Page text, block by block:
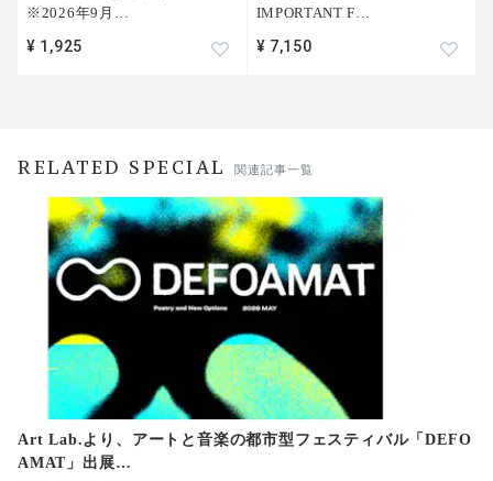
※2026年9月
¥ 1,925
IMPORTANT F
¥ 7,150
RELATED SPECIAL 関連記事一覧
Art Lab.より、アートと音楽の都市型フェスティバル「DEFO
AMAT」出展…